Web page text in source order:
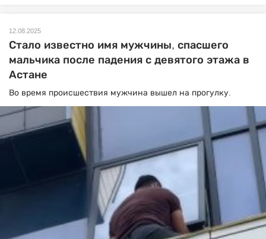
12.08.2025
Стало известно имя мужчины, спасшего
мальчика после падения с девятого этажа в
Астане
Во время происшествия мужчина вышел на прогулку.